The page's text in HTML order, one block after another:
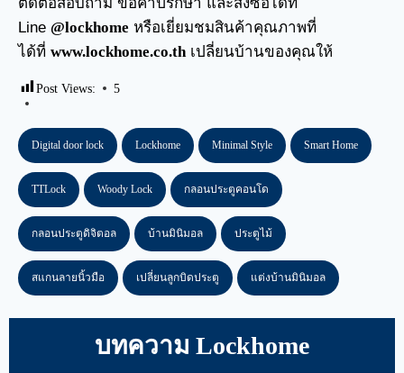
Line @lockhome หรือเยี่ยมชมสินค้าคุณภาพที่
ได้ที่ www.lockhome.co.thเปลี่ยนบ้านของคุณให้
Post Views: 5
Digital door lock Lockhome Minimal Style Smart Home
TTLock Woody Lock กลอนประตูคอนโด
กลอนประตูดิจิตอล บ้านมินิมอล ประตูไม้
สแกนลายนิ้วมือ เปลี่ยนลูกบิดประตู แต่งบ้านมินิมอล
บทความ Lockhome